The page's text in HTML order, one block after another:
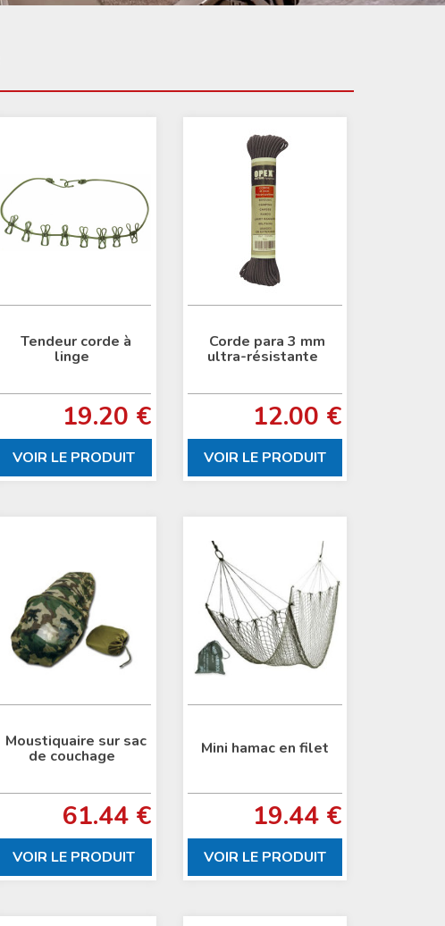
Tendeur corde à
linge
19.20 €
VOIR LE PRODUIT
Corde para 3 mm
ultra-résistante
12.00 €
VOIR LE PRODUIT
Moustiquaire sur sac
de couchage
61.44 €
VOIR LE PRODUIT
Mini hamac en filet
19.44 €
VOIR LE PRODUIT